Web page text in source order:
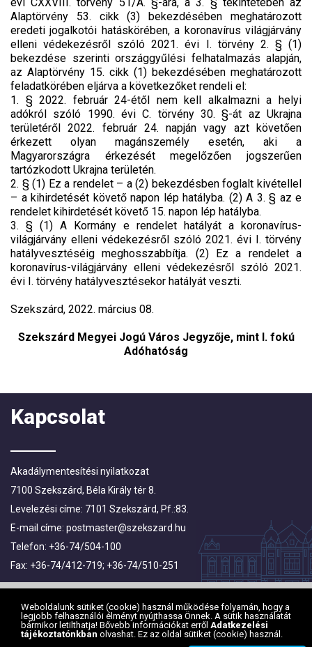
Weboldalunk sütiket (cookie) használ működése folyamán, hogy a
legjobb felhasználói élményt nyújthassa Önnek. A sütik használatát
bármikor letilthatja! Bővebb információkat erről Adatkezelési
tájékoztatónkban olvashat. Ez az oldal sütiket (cookie) használ.
Alaptörvény 53. cikk (3) bekezdésében meghatározott
eredeti jogalkotói hatáskörében, a koronavírus világjárvány
elleni védekezésről szóló 2021. évi I. törvény 2. § (1)
bekezdése szerinti országgyűlési felhatalmazás alapján,
az Alaptörvény 15. cikk (1) bekezdésében meghatározott
feladatkörében eljárva a következőket rendeli el:
1. § 2022. február 24-étől nem kell alkalmazni a helyi
adókról szóló 1990. évi C. törvény 30. §-át az Ukrajna
területéről 2022. február 24. napján vagy azt követően
érkezett olyan magánszemély esetén, aki a
Magyarországra érkezését megelőzően jogszerűen
tartózkodott Ukrajna területén.
2. § (1) Ez a rendelet – a (2) bekezdésben foglalt kivétellel
– a kihirdetését követő napon lép hatályba. (2) A 3. § az e
rendelet kihirdetését követő 15. napon lép hatályba.
3. § (1) A Kormány e rendelet hatályát a koronavírus-
világjárvány elleni védekezésről szóló 2021. évi I. törvény
hatályvesztéséig meghosszabbítja. (2) Ez a rendelet a
koronavírus-világjárvány elleni védekezésről szóló 2021.
évi I. törvény hatályvesztésekor hatályát veszti.
Szekszárd, 2022. március 08.
Szekszárd Megyei Jogú Város Jegyzője, mint I. fokú
Adóhatóság
Kapcsolat
Akadálymentesítési nyilatkozat
7100 Szekszárd, Béla Király tér 8.
Levelezési címe: 7101 Szekszárd, Pf.:83.
E-mail címe: postmaster@szekszard.hu
Telefon: +36-74/504-100
Fax: +36-74/412-719; +36-74/510-251